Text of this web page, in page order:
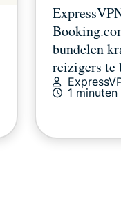
bundelen
reizigers te
1 minuten